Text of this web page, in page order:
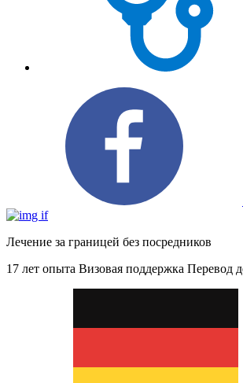
Лечение за границей без посредников
17 лет опыта Визовая поддержка Перевод